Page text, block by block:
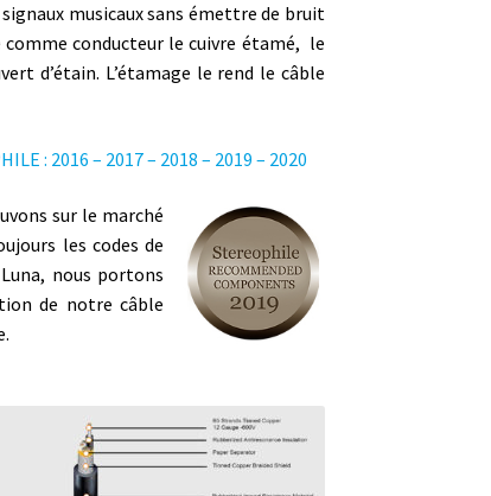
musicaux sans émettre de bruit
comme conducteur le cuivre étamé, le
d’étain. L’étamage le rend le câble
: 2016 – 2017 – 2018 – 2019 – 2020
sur le marché
les codes de
nous portons
de notre câble